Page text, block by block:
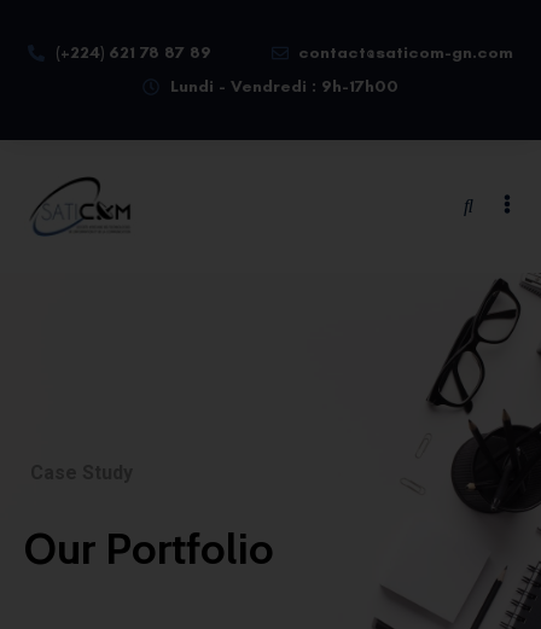
(+224) 621 78 87 89
contact@saticom-gn.com
Lundi - Vendredi : 9h-17h00
Our Portfolio